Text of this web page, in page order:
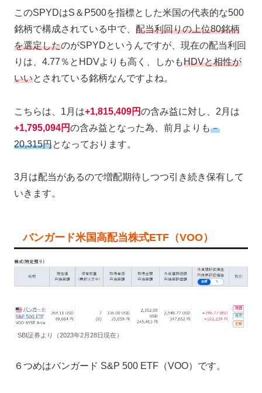
このSPYDはS＆P500を指標とした米国の代表的な500
銘柄で構成されている中で、 配当利回りの上位80銘柄
を選定したのがSPYDというんですが、現在の配当利回
りは、4.77％とHDVよりも高く、しかもHDVと相性が
いいとされている銘柄なんですよね。
こちらは、1月は+1,815,409円の含み益に対し、2月は
+1,795,094円の含み益となった為、前月よりも－
20,315円となっております。
3月は配当があるので増配期待しつつ引き続き保有して
いきます。
バンガード米国高配当株式ETF（VOO）
SBI証券より（2023年2月28日現在）
６つめはバンガード S&P 500 ETF（VOO）です。